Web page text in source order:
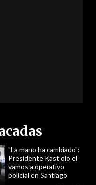
"La mano ha cambiado":
Presidente Kast dio el
vamos a operativo
policial en Santiago